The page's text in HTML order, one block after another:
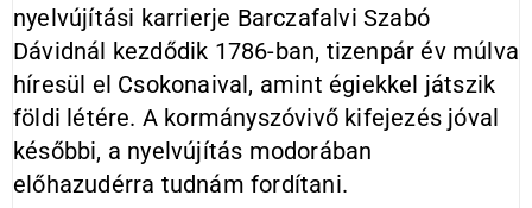
nyelvújítási karrierje Barczafalvi Szabó
Dávidnál kezdődik 1786-ban, tizenpár év múlva
híresül el Csokonaival, amint égiekkel játszik
földi létére. A kormányszóvivő kifejezés jóval
későbbi, a nyelvújítás modorában
előhazudérra tudnám fordítani.